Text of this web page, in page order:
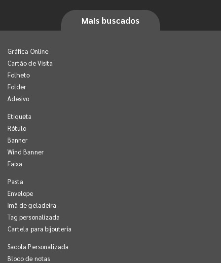
Mais buscados
Gráfica Online
Cartão de Visita
Folheto
Folder
Adesivo
Etiqueta
Rótulo
Banner
Wind Banner
Faixa
Pasta
Envelope
Imã de geladeira
Tag personalizada
Cartela para bijouteria
Sacola Personalizada
Bloco de notas